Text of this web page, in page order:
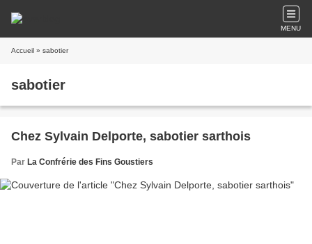
MENU
Accueil » sabotier
sabotier
Chez Sylvain Delporte, sabotier sarthois
Par La Confrérie des Fins Goustiers